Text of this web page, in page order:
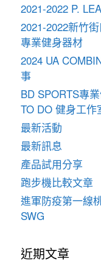
2021-2022 P.
2021-2022新竹
專業健身器材
2024 UA
事
BD SPORTS專
TO DO 健身工作
最新活動
最新訊息
產品試用分享
跑步機比較文章
進軍防疫第一線
SWG
近期文章